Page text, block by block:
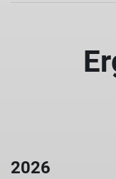
2026